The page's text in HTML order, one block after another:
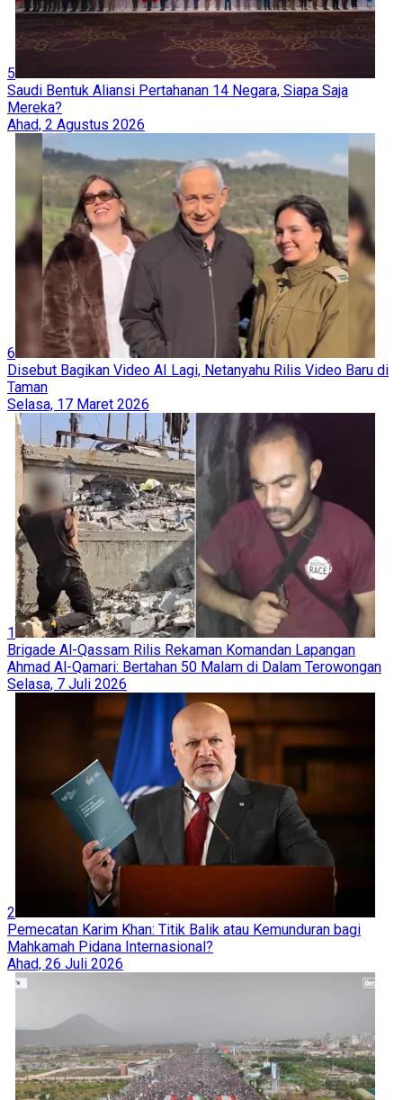
5
Saudi Bentuk Aliansi Pertahanan 14 Negara, Siapa Saja
Mereka?
Ahad, 2 Agustus 2026
6
Disebut Bagikan Video AI Lagi, Netanyahu Rilis Video Baru di
Taman
Selasa, 17 Maret 2026
1
Brigade Al-Qassam Rilis Rekaman Komandan Lapangan
Ahmad Al-Qamari: Bertahan 50 Malam di Dalam Terowongan
Selasa, 7 Juli 2026
2
Pemecatan Karim Khan: Titik Balik atau Kemunduran bagi
Mahkamah Pidana Internasional?
Ahad, 26 Juli 2026